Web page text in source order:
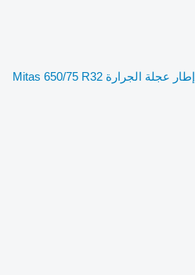
إطار عجلة الجرارة Mitas 650/75 R32